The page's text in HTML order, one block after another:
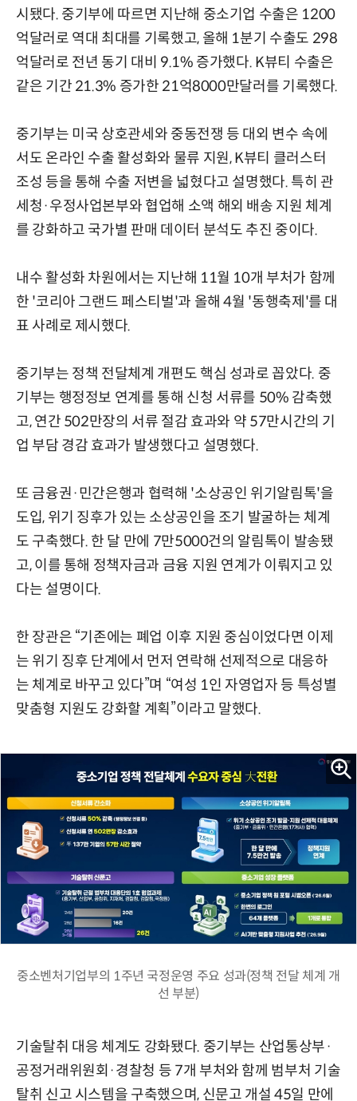
시됐다. 중기부에 따르면 지난해 중소기업 수출은 1200
억달러로 역대 최대를 기록했고, 올해 1분기 수출도 298
억달러로 전년 동기 대비 9.1% 증가했다. K뷰티 수출은
같은 기간 21.3% 증가한 21억8000만달러를 기록했다.
중기부는 미국 상호관세와 중동전쟁 등 대외 변수 속에
서도 온라인 수출 활성화와 물류 지원, K뷰티 클러스터
조성 등을 통해 수출 저변을 넓혔다고 설명했다. 특히 관
세청·우정사업본부와 협업해 소액 해외 배송 지원 체계
를 강화하고 국가별 판매 데이터 분석도 추진 중이다.
내수 활성화 차원에서는 지난해 11월 10개 부처가 함께
한 '코리아 그랜드 페스티벌'과 올해 4월 '동행축제'를 대
표 사례로 제시했다.
중기부는 정책 전달체계 개편도 핵심 성과로 꼽았다. 중
기부는 행정정보 연계를 통해 신청 서류를 50% 감축했
고, 연간 502만장의 서류 절감 효과와 약 57만시간의 기
업 부담 경감 효과가 발생했다고 설명했다.
또 금융권·민간은행과 협력해 '소상공인 위기알림톡'을
도입, 위기 징후가 있는 소상공인을 조기 발굴하는 체계
도 구축했다. 한 달 만에 7만5000건의 알림톡이 발송됐
고, 이를 통해 정책자금과 금융 지원 연계가 이뤄지고 있
다는 설명이다.
한 장관은 “기존에는 폐업 이후 지원 중심이었다면 이제
는 위기 징후 단계에서 먼저 연락해 선제적으로 대응하
는 체계로 바꾸고 있다”며 “여성 1인 자영업자 등 특성별
맞춤형 지원도 강화할 계획”이라고 말했다.
중소벤처기업부의 1주년 국정운영 주요 성과(정책 전달 체계 개
선 부분)
기술탈취 대응 체계도 강화됐다. 중기부는 산업통상부·
공정거래위원회·경찰청 등 7개 부처와 함께 범부처 기술
탈취 신고 시스템을 구축했으며, 신문고 개설 45일 만에